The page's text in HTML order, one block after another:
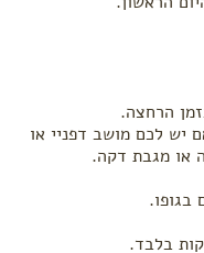
הרחצה.
יש לכם מושב דפניי או
או מגבת דקה.
בגופו.
בלבד.